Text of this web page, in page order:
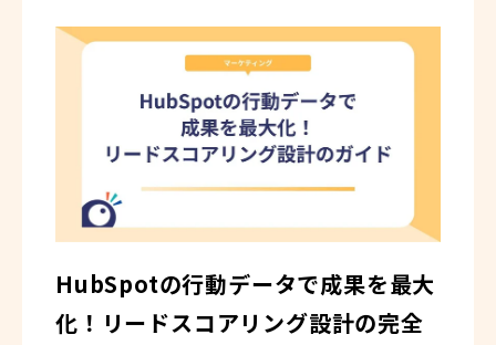
HubSpotの行動データで成果を最大
化！リードスコアリング設計の完全